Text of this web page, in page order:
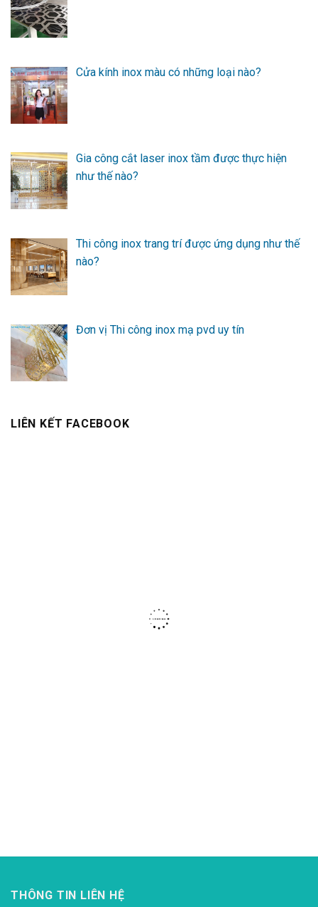
Cửa kính inox màu có những loại nào?
Gia công cắt laser inox tầm được thực hiện
như thế nào?
Thi công inox trang trí được ứng dụng như thế
nào?
Đơn vị Thi công inox mạ pvd uy tín
LIÊN KẾT FACEBOOK
THÔNG TIN LIÊN HỆ